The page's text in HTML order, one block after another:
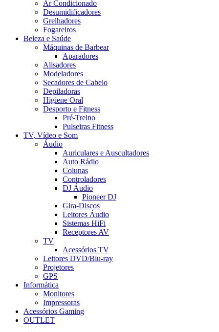
Ar Condicionado
Desumidificadores
Grelhadores
Fogareiros
Beleza e Saúde
Máquinas de Barbear
Aparadores
Alisadores
Modeladores
Secadores de Cabelo
Depiladoras
Higiene Oral
Desporto e Fitness
Pré-Treino
Pulseiras Fitness
TV, Vídeo e Som
Áudio
Auriculares e Auscultadores
Auto Rádio
Colunas
Controladores
DJ Áudio
Pioneer DJ
Gira-Discos
Leitores Áudio
Sistemas HiFi
Receptores AV
TV
Acessórios TV
Leitores DVD/Blu-ray
Projetores
GPS
Informática
Monitores
Impressoras
Acessórios Gaming
OUTLET